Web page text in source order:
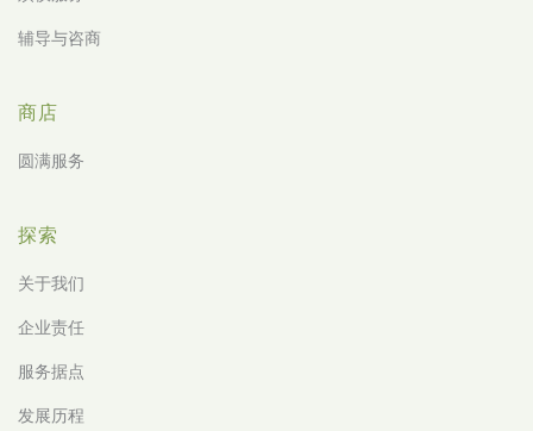
辅导与咨商
商店
圆满服务
探索
关于我们
企业责任
服务据点
发展历程